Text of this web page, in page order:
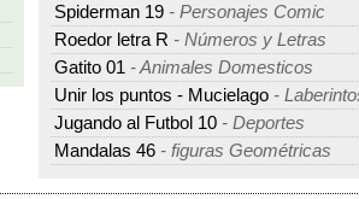
Spiderman 19 - Personajes Comic
Roedor letra R - Números y Letras
Gatito 01 - Animales Domesticos
Unir los puntos - Mucielago -
Jugando al Futbol 10 - Deportes
Mandalas 46 - figuras Geométricas